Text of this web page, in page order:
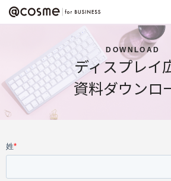
DOWNLOAD
ディスプレイ
資料ダウンロ